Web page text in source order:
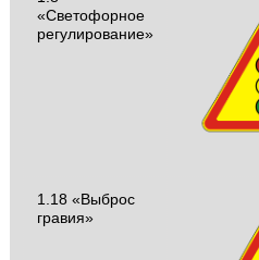
«Светофорное
регулирование»
1.18 «Выброс
гравия»